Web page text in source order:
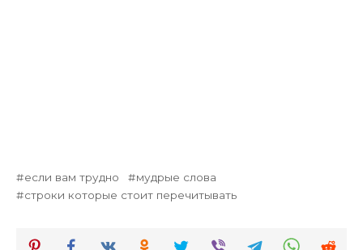
если вам трудно
мудрые слова
строки которые стоит перечитывать